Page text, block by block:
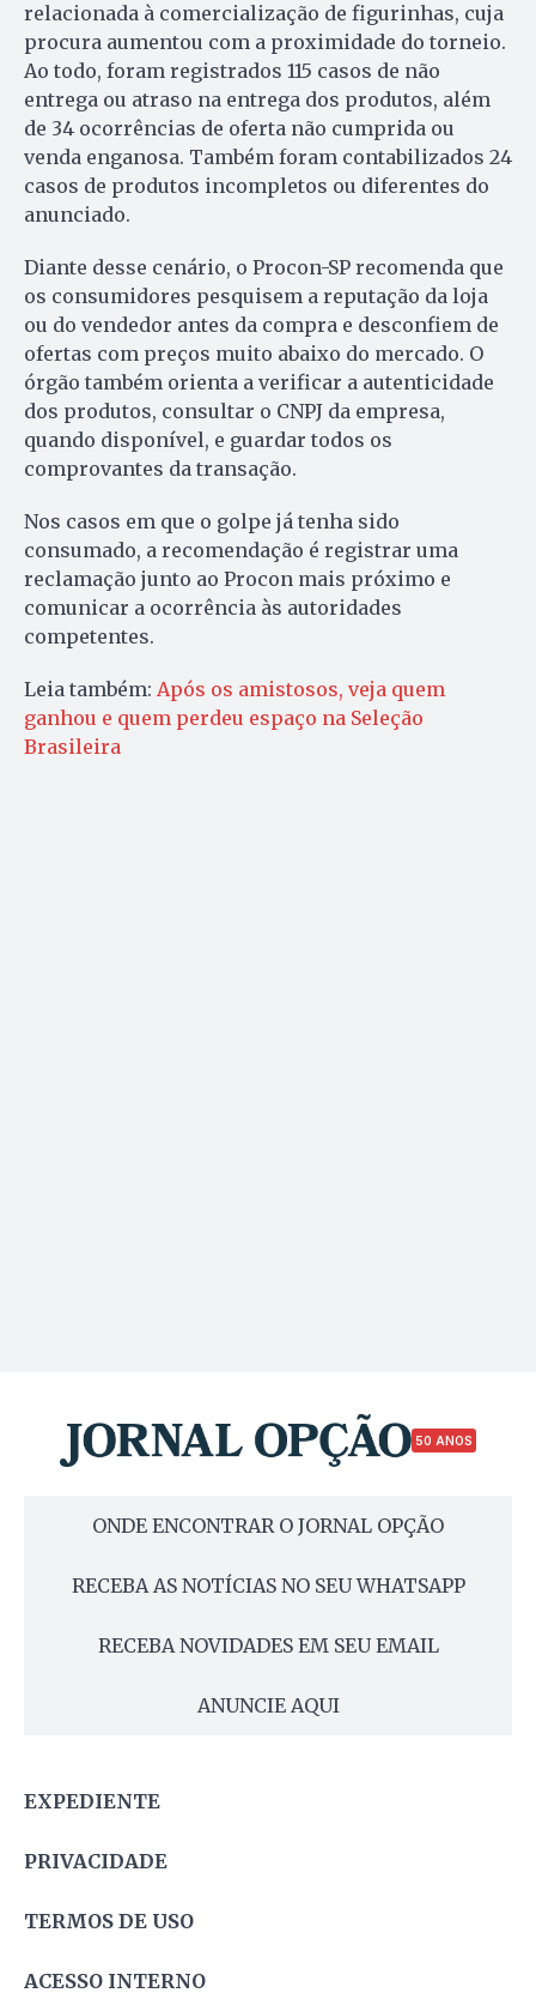
relacionada à comercialização de figurinhas, cuja
procura aumentou com a proximidade do torneio.
Ao todo, foram registrados 115 casos de não
entrega ou atraso na entrega dos produtos, além
de 34 ocorrências de oferta não cumprida ou
venda enganosa. Também foram contabilizados 24
casos de produtos incompletos ou diferentes do
anunciado.
Diante desse cenário, o Procon-SP recomenda que
os consumidores pesquisem a reputação da loja
ou do vendedor antes da compra e desconfiem de
ofertas com preços muito abaixo do mercado. O
órgão também orienta a verificar a autenticidade
dos produtos, consultar o CNPJ da empresa,
quando disponível, e guardar todos os
comprovantes da transação.
Nos casos em que o golpe já tenha sido
consumado, a recomendação é registrar uma
reclamação junto ao Procon mais próximo e
comunicar a ocorrência às autoridades
competentes.
Leia também: Após os amistosos, veja quem
ganhou e quem perdeu espaço na Seleção
Brasileira
50 ANOS
ONDE ENCONTRAR O JORNAL OPÇÃO
RECEBA AS NOTÍCIAS NO SEU WHATSAPP
RECEBA NOVIDADES EM SEU EMAIL
ANUNCIE AQUI
EXPEDIENTE
PRIVACIDADE
TERMOS DE USO
ACESSO INTERNO